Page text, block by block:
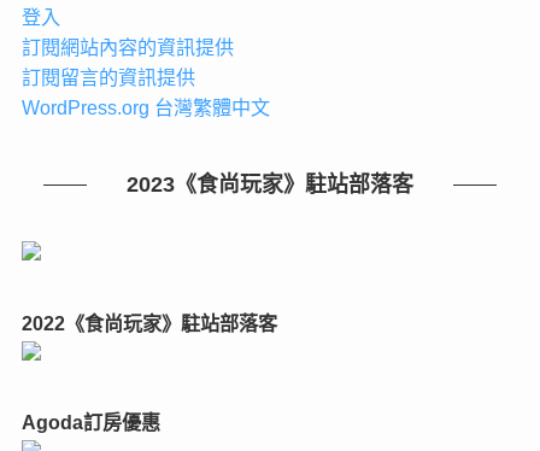
登入
訂閱網站內容的資訊提供
訂閱留言的資訊提供
WordPress.org 台灣繁體中文
2023《食尚玩家》駐站部落客
2022《食尚玩家》駐站部落客
Agoda訂房優惠